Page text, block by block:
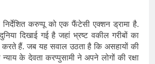
निर्देशित करुप्पू को एक फैंटेसी एक्शन ड्रामा है.
दिखाई गई है जहां भ्रष्ट वकील गरीबों का
हैं. जब यह सवाल उठता है कि असहायों की
न्याय के देवता करप्पुसामी ने अपने लोगों की रक्षा